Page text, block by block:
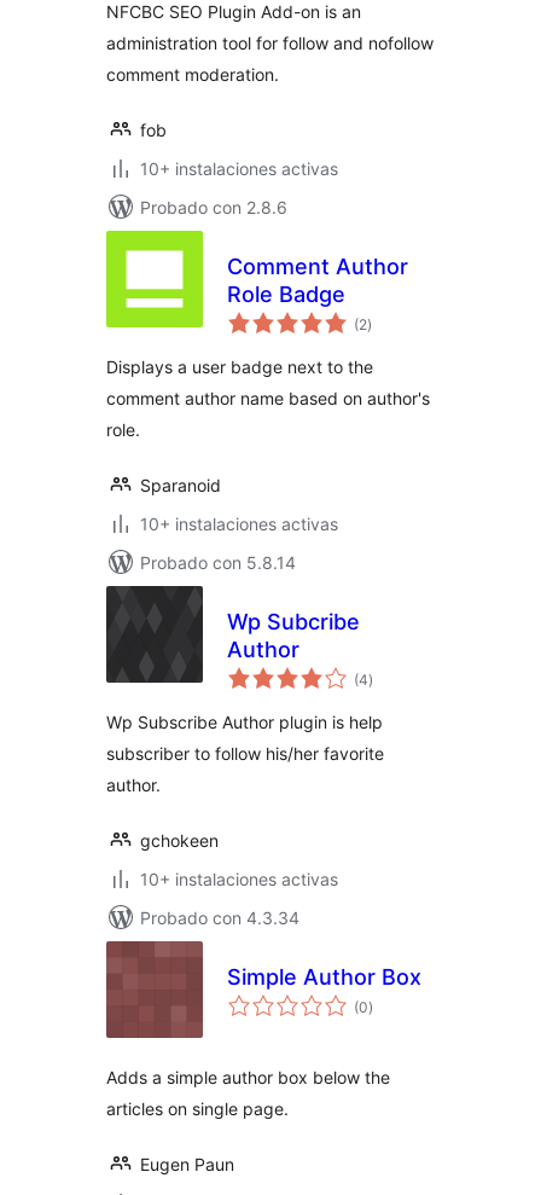
NFCBC SEO Plugin Add-on is an
administration tool for follow and nofollow
comment moderation.
fob
10+ instalaciones activas
Probado con 2.8.6
Comment Author
Role Badge
(2total
de
)
Displays a user badge next to the
comment author name based on author's
role.
Sparanoid
10+ instalaciones activas
Probado con 5.8.14
Wp Subcribe
Author
(4total
de
)
Wp Subscribe Author plugin is help
subscriber to follow his/her favorite
author.
gchokeen
10+ instalaciones activas
Probado con 4.3.34
Simple Author Box
(0total
de
)
Adds a simple author box below the
articles on single page.
Eugen Paun